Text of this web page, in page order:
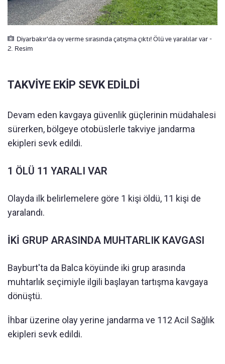
Diyarbakır'da oy verme sırasında çatışma çıktı! Ölü ve yaralılar var -
2. Resim
TAKVİYE EKİP SEVK EDİLDİ
Devam eden kavgaya güvenlik güçlerinin müdahalesi
sürerken, bölgeye otobüslerle takviye jandarma
ekipleri sevk edildi.
1 ÖLÜ 11 YARALI VAR
Olayda ilk belirlemelere göre 1 kişi öldü, 11 kişi de
yaralandı.
İKİ GRUP ARASINDA MUHTARLIK KAVGASI
Bayburt'ta da Balca köyünde iki grup arasında
muhtarlık seçimiyle ilgili başlayan tartışma kavgaya
dönüştü.
İhbar üzerine olay yerine jandarma ve 112 Acil Sağlık
ekipleri sevk edildi.